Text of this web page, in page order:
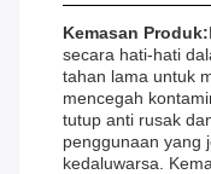
Kemasan Produk:
secara hati-hati
tahan lama untuk
mencegah
tutup anti rusak
penggunaan yang
kedaluwarsa.